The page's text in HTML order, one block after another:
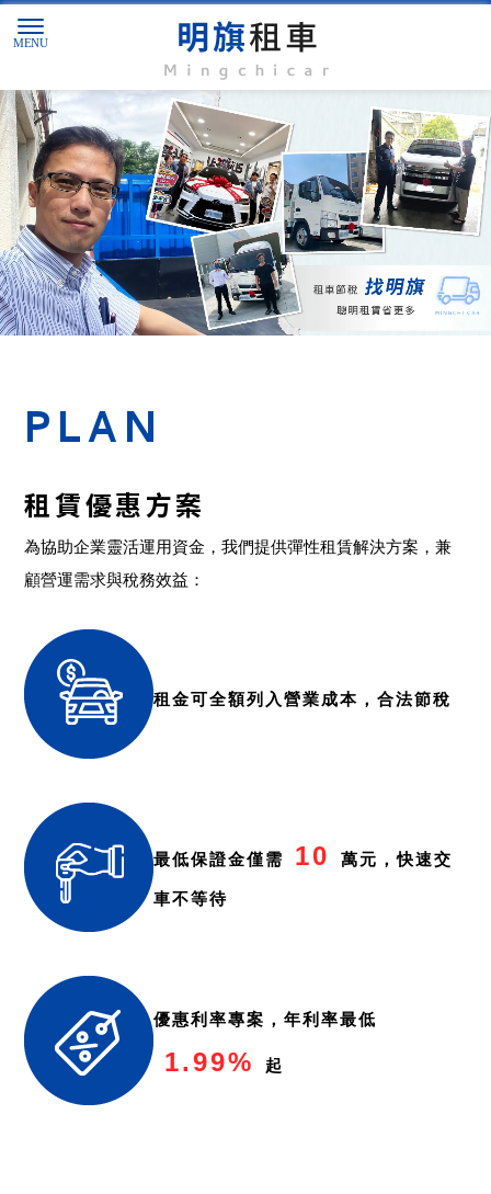
中壢汽車租賃公司
PLAN
租賃優惠方案
為協助企業靈活運用資金，我們提供彈性租賃解決方案，兼
顧營運需求與稅務效益：
租金可全額列入營業成本，合法節稅
最低保證金僅需 10 萬元，快速交
車不等待
優惠利率專案，年利率最低
1.99% 起